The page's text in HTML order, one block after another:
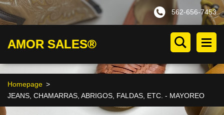
562-656-7453
AMOR SALES®
Homepage >
JEANS, CHAMARRAS, ABRIGOS, FALDAS, ETC. - MAYOREO